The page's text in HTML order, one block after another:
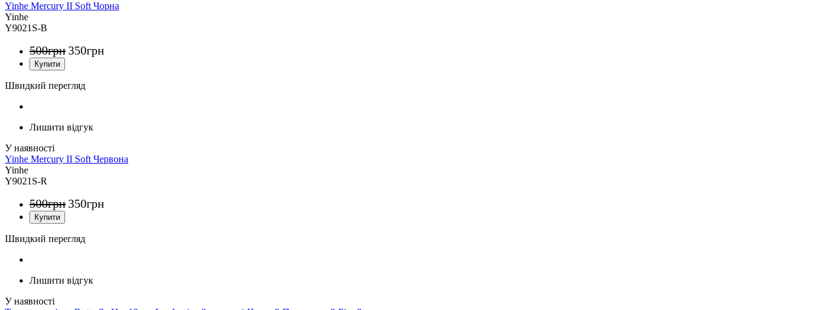
Yinhe Mercury II Soft Чорна
Yinhe
Y9021S-B
500грн 350грн
Швидкий перегляд
Лишити відгук
Yinhe Mercury II Soft Червона
Yinhe
Y9021S-R
500грн 350грн
Швидкий перегляд
Лишити відгук